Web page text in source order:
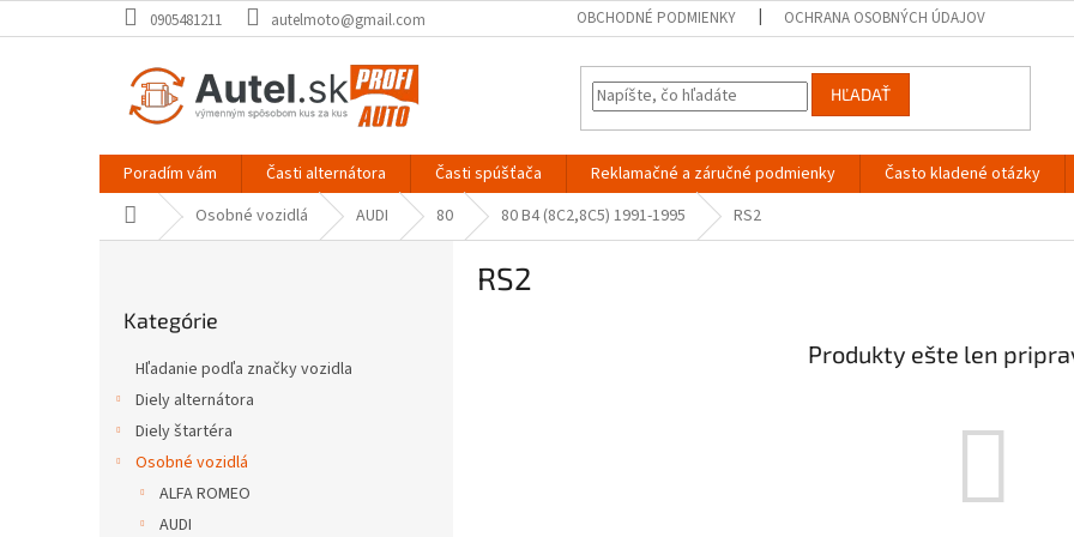
na
0905481211 autelmoto@gmail.com OBCHODNÉ PODMIENKY OCHRANA OSOBNÝCH ÚDAJOV
HĽADAŤ
Poradím vám Časti alternátora Časti spúšťača Reklamačné a záručné podmienky Často kladené otázky
Domov Osobné vozidlá AUDI 80 80 B4 (8C2,8C5) 1991-1995 RS2
kategórie
Kategórie
Hľadanie podľa značky vozidla
Diely alternátora
Diely štartéra
Osobné vozidlá
ALFA ROMEO
AUDI
RS2
Produkty ešte len